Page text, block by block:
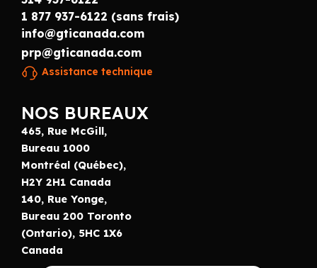
1 877 937-6122 (sans frais)
info@gticanada.com
prp@gticanada.com
Assistance technique
NOS BUREAUX
465, Rue McGill,
Bureau 1000
Montréal (Québec),
H2Y 2H1 Canada
140, Rue Yonge,
Bureau 200 Toronto
(Ontario), 5HC 1X6
Canada